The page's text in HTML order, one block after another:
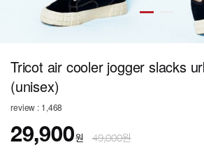
Tricot air cooler jogger slacks
(unisex)
review : 1,468
29,900원 49,000원